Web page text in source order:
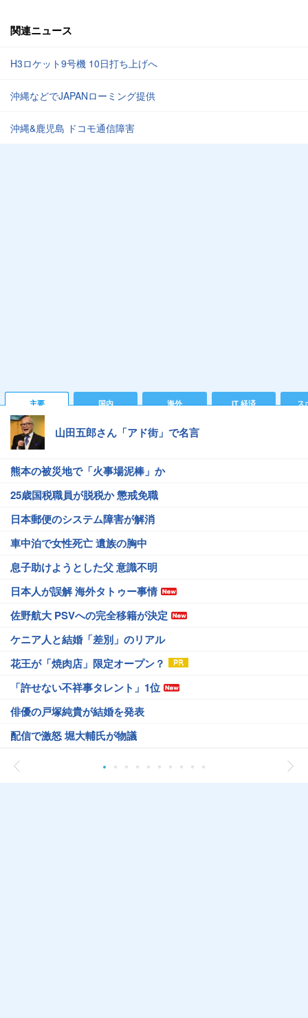
関連ニュース
H3ロケット9号機 10日打ち上げへ
沖縄などでJAPANローミング提供
沖縄&鹿児島 ドコモ通信障害
主要 国内 海外 IT 経済 ス
山田五郎さん「アド街」で名言
熊本の被災地で「火事場泥棒」か
25歳国税職員が脱税か 懲戒免職
日本郵便のシステム障害が解消
車中泊で女性死亡 遺族の胸中
息子助けようとした父 意識不明
日本人が誤解 海外タトゥー事情
佐野航大 PSVへの完全移籍が決定
ケニア人と結婚「差別」のリアル
花王が「焼肉店」限定オープン？
「許せない不祥事タレント」1位
俳優の戸塚純貴が結婚を発表
配信で激怒 堀大輔氏が物議